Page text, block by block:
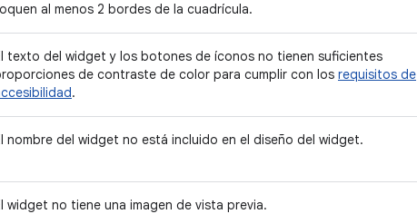
al menos 2 bordes de la cuadrícula.
texto del widget y los botones de íconos no tienen suficientes
de contraste de color para cumplir con los requisitos de
.
nombre del widget no está incluido en el diseño del widget.
widget no tiene una imagen de vista previa.